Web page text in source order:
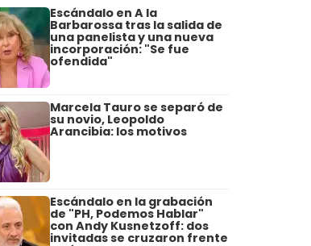
Escándalo en A la
Barbarossa tras la salida de
una panelista y una nueva
incorporación: "Se fue
ofendida"
Marcela Tauro se separó de
su novio, Leopoldo
Arancibia: los motivos
Escándalo en la grabación
de "PH, Podemos Hablar"
con Andy Kusnetzoff: dos
invitadas se cruzaron frente